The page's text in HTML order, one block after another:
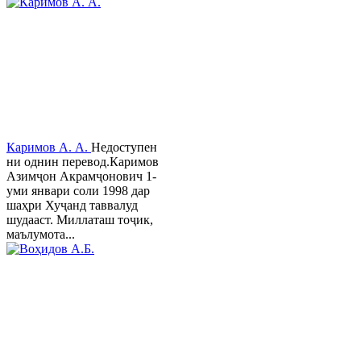
Каримов А. А. Недоступен
ни однин перевод.Каримов
Азимҷон Акрамҷонович 1-
уми январи соли 1998 дар
шаҳри Хуҷанд таввалуд
шудааст. Миллаташ тоҷик,
маълумота...